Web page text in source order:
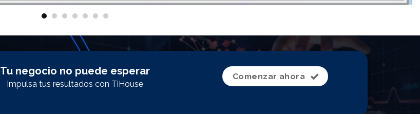
Tu negocio no puede esperar
Impulsa tus resultados con TiHouse
Comenzar ahora